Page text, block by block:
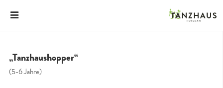
„Tanzhaushopper“
(5-6 Jahre)